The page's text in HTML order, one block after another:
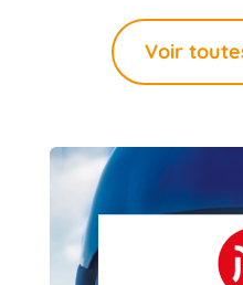
Voir